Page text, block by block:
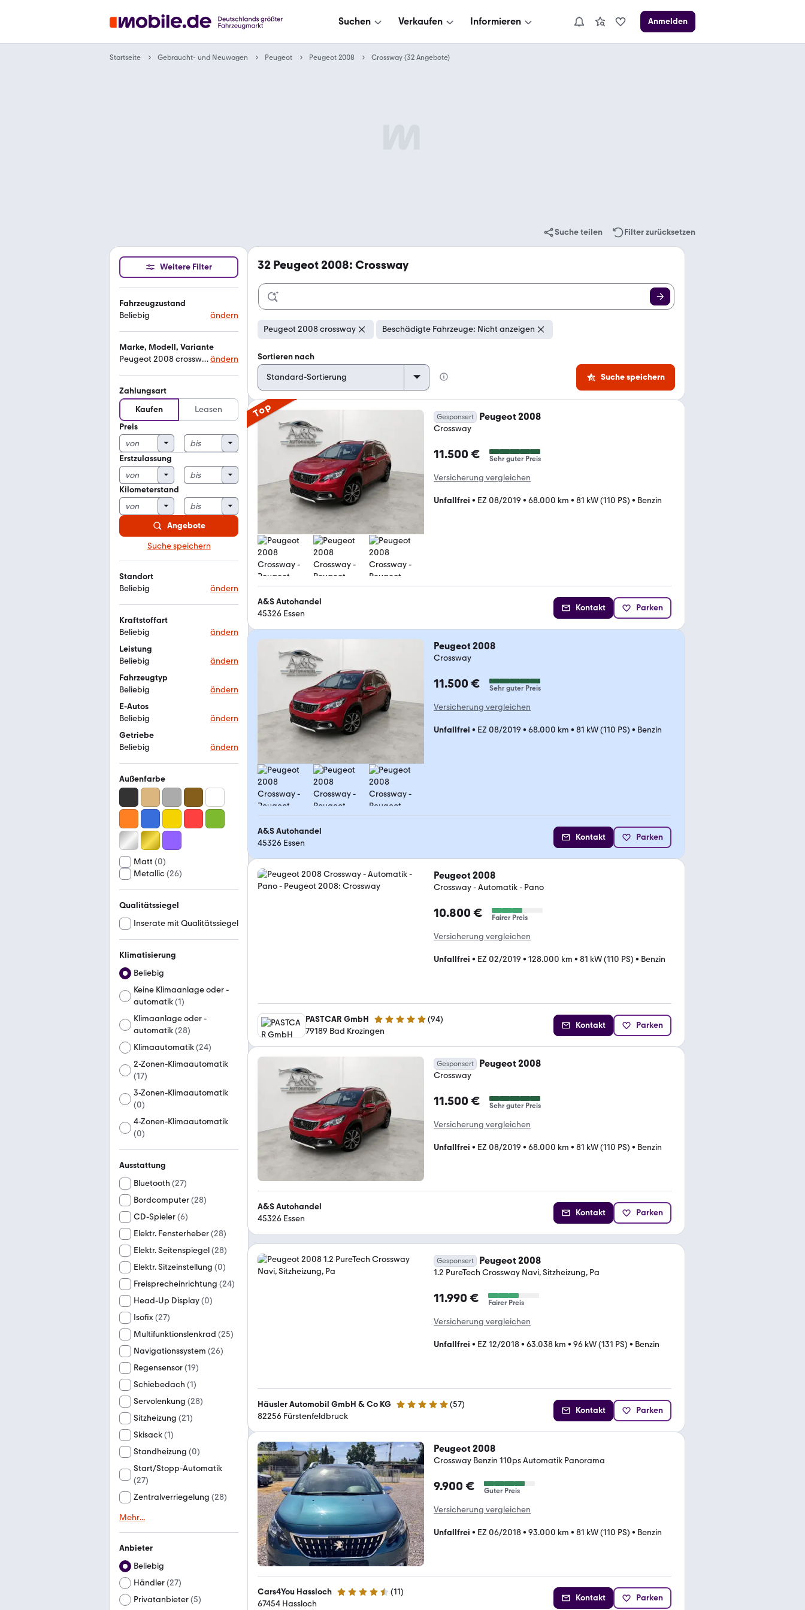
Suchen Verkaufen Informieren Anmelden
Startseite Gebraucht- und Neuwagen Peugeot Peugeot 2008 Crossway (32 Angebote)
Suche teilen Filter zurücksetzen
Weitere Filter
Fahrzeugzustand
Beliebig
ändern
Marke, Modell, Variante
Peugeot 2008 crosswayändern
Zahlungsart
Kaufen
Leasen
Preis
Erstzulassung
Kilometerstand
Angebote
Suche speichern
Standort
Beliebig
ändern
Kraftstoffart
Beliebig
ändern
Leistung
Beliebig
ändern
Fahrzeugtyp
Beliebig
ändern
E-Autos
Beliebig
ändern
Getriebe
Beliebig
ändern
Außenfarbe
Matt (0)
Metallic(26)
Qualitätssiegel
Inserate mit Qualitätssiegel
Klimatisierung
Beliebig
Keine Klimaanlage oder -
automatik(1)
Klimaanlage oder -
automatik(28)
Klimaautomatik(24)
2-Zonen-Klimaautomatik
(17)
3-Zonen-Klimaautomatik
(0)
4-Zonen-Klimaautomatik
(0)
Ausstattung
Bluetooth (27)
Bordcomputer(28)
CD-Spieler(6)
Elektr. Fensterheber(28)
Elektr. Seitenspiegel(28)
Elektr. Sitzeinstellung (0)
Freisprecheinrichtung (24)
Head-Up Display(0)
Isofix(27)
Multifunktionslenkrad (25)
Navigationssystem (26)
Regensensor(19)
Schiebedach (1)
Servolenkung (28)
Sitzheizung (21)
Skisack(1)
Standheizung (0)
Start/Stopp-Automatik
(27)
Zentralverriegelung (28)
Mehr...
Anbieter
Beliebig
Händler(27)
Privatanbieter(5)
32 Peugeot 2008: Crossway
Peugeot 2008 crossway Beschädigte Fahrzeuge: Nicht anzeigen
Sortieren nach
Suche speichern
Top Gesponsert Peugeot 2008
Crossway
11.500 € Sehr guter Preis
Versicherung vergleichen
Unfallfrei • EZ 08/2019 • 68.000 km • 81 kW (110 PS) • Benzin
A&S Autohandel
45326 Essen
Kontakt Parken
Peugeot 2008
Crossway
11.500 € Sehr guter Preis
Versicherung vergleichen
Unfallfrei • EZ 08/2019 • 68.000 km • 81 kW (110 PS) • Benzin
A&S Autohandel
45326 Essen
Kontakt Parken
Peugeot 2008
Crossway - Automatik - Pano
10.800 € Fairer Preis
Versicherung vergleichen
Unfallfrei • EZ 02/2019 • 128.000 km • 81 kW (110 PS) • Benzin
PASTCAR GmbH 5 Sterne (94)
79189 Bad Krozingen
Kontakt Parken
Gesponsert Peugeot 2008
Crossway
11.500 € Sehr guter Preis
Versicherung vergleichen
Unfallfrei • EZ 08/2019 • 68.000 km • 81 kW (110 PS) • Benzin
A&S Autohandel
45326 Essen
Kontakt Parken
Gesponsert Peugeot 2008
1.2 PureTech Crossway Navi, Sitzheizung, Pa
11.990 € Fairer Preis
Versicherung vergleichen
Unfallfrei • EZ 12/2018• 63.038 km • 96 kW (131 PS) • Benzin
Häusler Automobil GmbH & Co KG 4.9 Sterne (57)
82256 Fürstenfeldbruck
Kontakt Parken
Peugeot 2008
Crossway Benzin 110ps Automatik Panorama
9.900 € Guter Preis
Versicherung vergleichen
Unfallfrei • EZ 06/2018• 93.000 km • 81 kW (110 PS) • Benzin
Cars4You Hassloch 4.7 Sterne (11)
67454 Hassloch
Kontakt Parken